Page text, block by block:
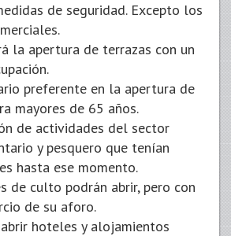
de seguridad. Excepto los
la apertura de terrazas con un
preferente en la apertura de
mayores de 65 años.
de actividades del sector
y pesquero que tenían
hasta ese momento.
de culto podrán abrir, pero con
de su aforo.
hoteles y alojamientos